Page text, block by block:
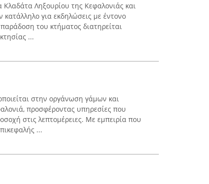
Ληξουρίου της Κεφαλονιάς και
για εκδηλώσεις με έντονο
του κτήματος διατηρείται
...
στην οργάνωση γάμων και
προσφέροντας υπηρεσίες που
στις λεπτομέρειες. Με εμπειρία που
...